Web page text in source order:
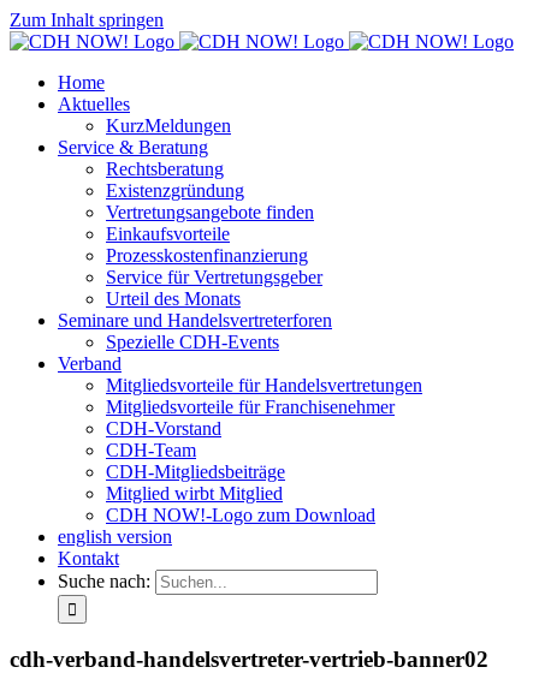
Zum Inhalt springen
Home
Aktuelles
KurzMeldungen
Service & Beratung
Rechtsberatung
Existenzgründung
Vertretungsangebote finden
Einkaufsvorteile
Prozesskostenfinanzierung
Service für Vertretungsgeber
Urteil des Monats
Seminare und Handelsvertreterforen
Spezielle CDH-Events
Verband
Mitgliedsvorteile für Handelsvertretungen
Mitgliedsvorteile für Franchisenehmer
CDH-Vorstand
CDH-Team
CDH-Mitgliedsbeiträge
Mitglied wirbt Mitglied
CDH NOW!-Logo zum Download
english version
Kontakt
Suche nach:
cdh-verband-handelsvertreter-vertrieb-banner02